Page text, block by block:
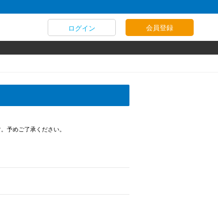
ログイン 会員登録
予めご了承ください。